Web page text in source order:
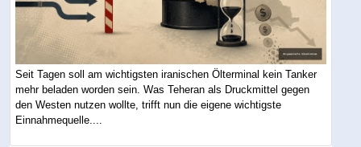
Seit Tagen soll am wichtigsten iranischen Ölterminal kein Tanker
mehr beladen worden sein. Was Teheran als Druckmittel gegen
den Westen nutzen wollte, trifft nun die eigene wichtigste
Einnahmequelle....